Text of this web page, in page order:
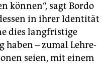
können“, sagt Bordo
in ihrer Identität
dies langfristige
haben – zumal Leh­re­
seien, mit einem